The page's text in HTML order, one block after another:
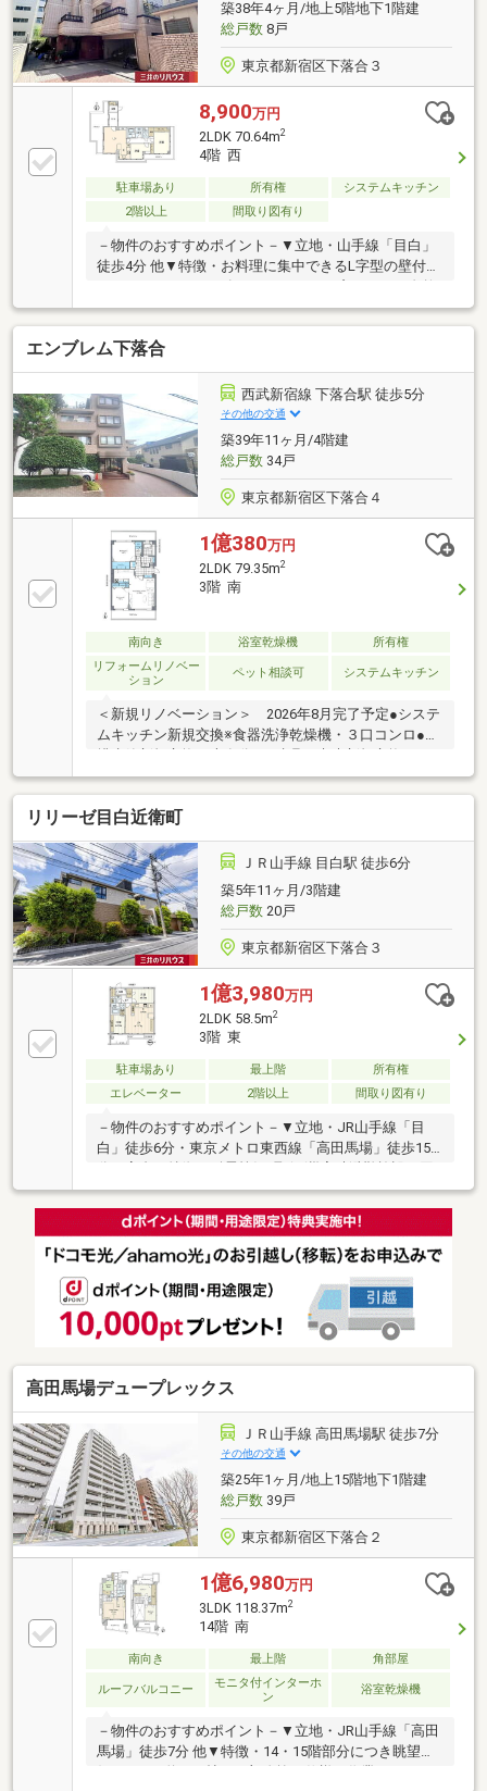
築38年4ヶ月/地上5階地下1階建
総戸数8戸
東京都新宿区下落合３
8,900万円
2LDK 70.64m2
4階 西
駐車場あり 所有権
システムキッチン
2階以上
間取り図有り
－物件のおすすめポイント－▼立地・山手線「目白」
徒歩4分 他▼特徴・お料理に集中できるL字型の壁付キ
ッチン、カウンター有・キッチンには窓があり、自然
換気が可能・全居室がバルコニーに面する設計・各洋
室・廊下に収納スペースを設置▼周辺環境・ファミリ
ーマート目白駅前店 徒歩2分(約160m)・ナチュラルロ
ーソン目白三丁目店 徒歩2分(約160m)・スーパー「ク
イーンズ伊勢丹目白店」徒歩4分(約300m)・新宿区立
落合第四小学校 徒歩10分(約750m)■ ご希望の住まい探
しをお手伝いします ━━━━━・・・物件の詳細・ご
相談はお気軽にお問い合わせください。
エンブレム下落合
西武新宿線 下落合駅 徒歩5分
その他の交通
築39年11ヶ月/4階建
総戸数34戸
東京都新宿区下落合４
1億380万円
2LDK 79.35m2
3階 南
南向き 浴室乾燥機
所有権
リフォームリノベー
ション
ペット相談可 システムキッチン
＜新規リノベーション＞ 2026年8月完了予定●システ
ムキッチン新規交換※食器洗浄乾燥機・３口コンロ●給
排水管新規交換（専有分）●建具・巾木新規交換●フロ
ーリング新規貼替●壁・天井クロス新規貼替●ダウンラ
イト・照明器具（LED）新規設置●スイッチ・コンセン
ト新規交換●洗面化粧台新規交換●洗濯機防水パン新規
交換●トイレ（温水洗浄便座）新規交換●ワードローブ
クローゼット棚・シューズボックス新規造作●ユニッ
トバス（浴室乾燥機）新規交換●タイル施工●エアコン
新規設置●カーテンレール・レースカーテン新規取付●
室内クリーニング＜ペット飼育可＞（犬猫合わせて2
頭以内、飼育細則あり）
リリーゼ目白近衛町
ＪＲ山手線 目白駅 徒歩6分
築5年11ヶ月/3階建
総戸数20戸
東京都新宿区下落合３
1億3,980万円
2LDK 58.5m2
3階 東
駐車場あり 最上階
所有権
エレベーター
2階以上 間取り図有り
－物件のおすすめポイント－▼立地・JR山手線「目
白」徒歩6分・東京メトロ東西線「高田馬場」徒歩15
等水準)の高耐震マンション・2020年10月築、2LDKの
間取り・LDKは約15.7帖・二重床・二重天井構造・
WIC・SC有・バルコニーにスロップシンク付・ペット
飼育可能(細則有)▼周辺環境・まいばすけっと目白駅
8分(約570m)■ ご希望の住まい探しをお手伝いします
━━━━━・・・物件の詳細・ご相談はお気軽にお問
い合わせください。
高田馬場デュープレックス
ＪＲ山手線 高田馬場駅 徒歩7分
その他の交通
築25年1ヶ月/地上15階地下1階建
総戸数39戸
東京都新宿区下落合２
1億6,980万円
3LDK 118.37m2
14階 南
南向き 最上階 角部屋
ルーフバルコニー
モニタ付インターホ
ン
浴室乾燥機
－物件のおすすめポイント－▼立地・JR山手線「高田
馬場」徒歩7分 他▼特徴・14・15階部分につき眺望良